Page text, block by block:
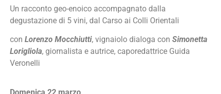
Un racconto geo-enoico accompagnato dalla
degustazione di 5 vini, dal Carso ai Colli Orientali
con Lorenzo Mocchiutti, vignaiolo dialoga con Simonetta
Lorigliola, giornalista e autrice, caporedattrice Guida
Veronelli